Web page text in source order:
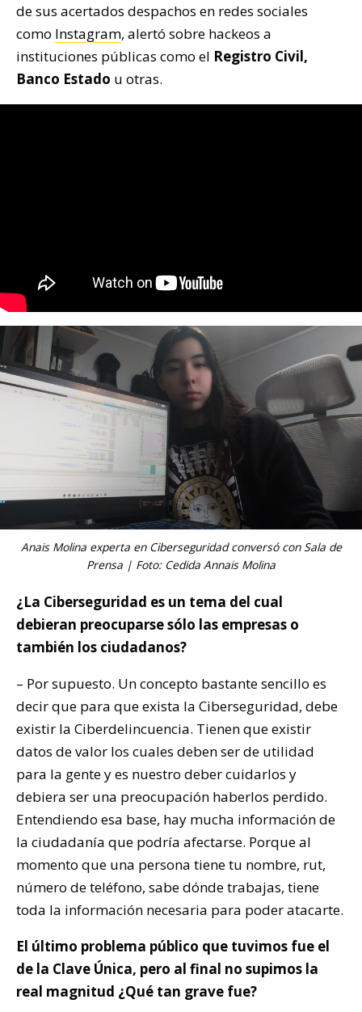
de sus acertados despachos en redes sociales
como Instagram, alertó sobre hackeos a
instituciones públicas como el Registro Civil,
Banco Estado u otras.
Anais Molina experta en Ciberseguridad conversó con Sala de
Prensa | Foto: Cedida Annais Molina
¿La Ciberseguridad es un tema del cual
debieran preocuparse sólo las empresas o
también los ciudadanos?
– Por supuesto. Un concepto bastante sencillo es
decir que para que exista la Ciberseguridad, debe
existir la Ciberdelincuencia. Tienen que existir
datos de valor los cuales deben ser de utilidad
para la gente y es nuestro deber cuidarlos y
debiera ser una preocupación haberlos perdido.
Entendiendo esa base, hay mucha información de
la ciudadanía que podría afectarse. Porque al
momento que una persona tiene tu nombre, rut,
número de teléfono, sabe dónde trabajas, tiene
toda la información necesaria para poder atacarte.
El último problema público que tuvimos fue el
de la Clave Única, pero al final no supimos la
real magnitud ¿Qué tan grave fue?